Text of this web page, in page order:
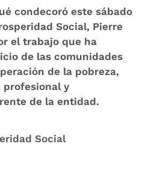
condecoró este sábado
Social, Pierre
el trabajo que ha
de las comunidades
de la pobreza,
profesional y
de la entidad.
Social